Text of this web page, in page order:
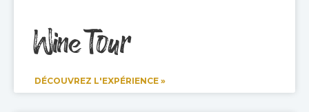
Wine Tour
DÉCOUVREZ L'EXPÉRIENCE »